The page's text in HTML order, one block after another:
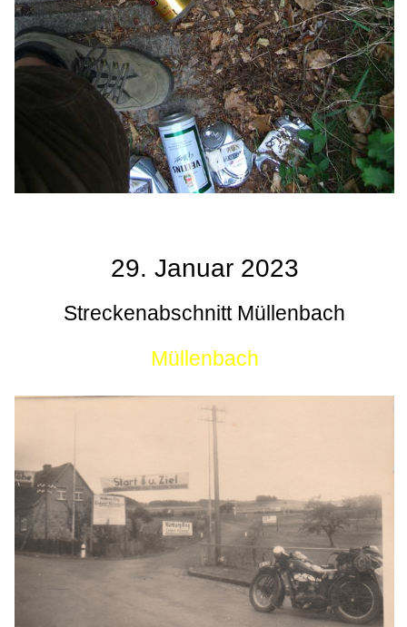
29. Januar 2023
Streckenabschnitt Müllenbach
Müllenbach